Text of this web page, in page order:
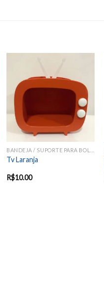
Add to
wishlist
Tv Laranja
R$10.00